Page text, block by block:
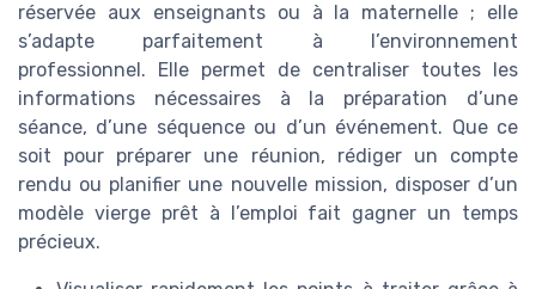
réservée aux enseignants ou à la maternelle ; elle
s’adapte parfaitement à l’environnement
professionnel. Elle permet de centraliser toutes les
informations nécessaires à la préparation d’une
séance, d’une séquence ou d’un événement. Que ce
soit pour préparer une réunion, rédiger un compte
rendu ou planifier une nouvelle mission, disposer d’un
modèle vierge prêt à l’emploi fait gagner un temps
précieux.